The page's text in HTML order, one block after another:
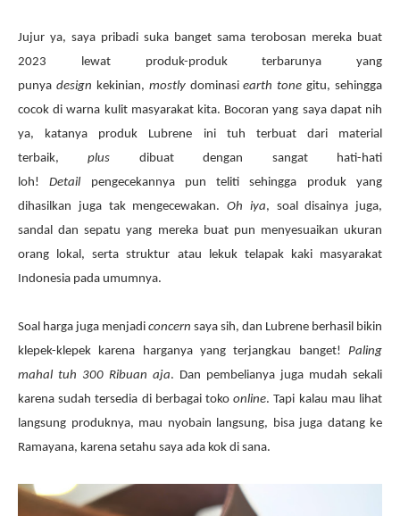
Jujur ya, saya pribadi suka banget sama terobosan mereka buat
2023 lewat produk-produk terbarunya yang
punya design kekinian, mostlydominasiearth tone gitu, sehingga
cocok di warna kulit masyarakat kita. Bocoran yang saya dapat nih
ya, katanya produk Lubrene ini tuh terbuat dari material
terbaik,plus dibuat dengan sangat hati-hati
loh!Detail pengecekannya pun teliti sehingga produk yang
dihasilkan juga tak mengecewakan. Oh iya, soal disainya juga,
sandal dan sepatu yang mereka buat pun menyesuaikan ukuran
orang lokal, serta struktur atau lekuk telapak kaki masyarakat
Indonesia pada umumnya.
Soal harga juga menjadi concern saya sih, dan Lubrene berhasil bikin
klepek-klepek karena harganya yang terjangkau banget! Paling
mahal tuh 300 Ribuan aja. Dan pembelianya juga mudah sekali
karena sudah tersedia di berbagai tokoonline. Tapi kalau mau lihat
langsung produknya, mau nyobain langsung, bisa juga datang ke
Ramayana, karena setahu saya ada kok di sana.